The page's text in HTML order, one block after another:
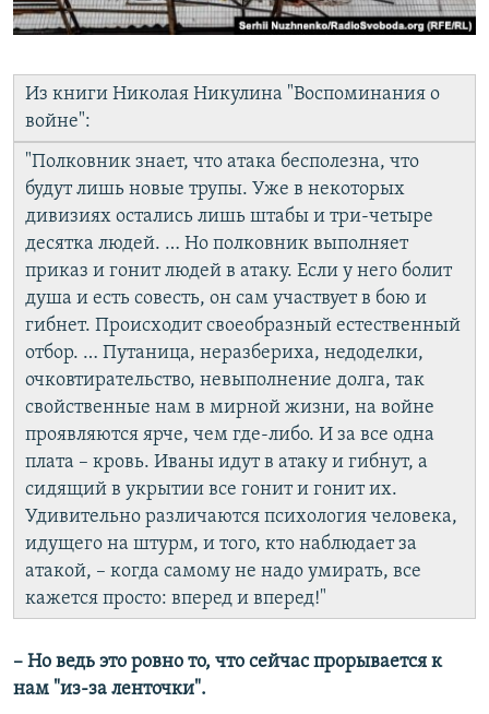
Из книги Николая Никулина "Воспоминания о
войне":
"Полковник знает, что атака бесполезна, что
будут лишь новые трупы. Уже в некоторых
дивизиях остались лишь штабы и три-четыре
десятка людей. … Но полковник выполняет
приказ и гонит людей в атаку. Если у него болит
душа и есть совесть, он сам участвует в бою и
гибнет. Происходит своеобразный естественный
отбор. … Путаница, неразбериха, недоделки,
очковтирательство, невыполнение долга, так
свойственные нам в мирной жизни, на войне
проявляются ярче, чем где-либо. И за все одна
плата – кровь. Иваны идут в атаку и гибнут, а
сидящий в укрытии все гонит и гонит их.
Удивительно различаются психология человека,
идущего на штурм, и того, кто наблюдает за
атакой, – когда самому не надо умирать, все
кажется просто: вперед и вперед!"
– Но ведь это ровно то, что сейчас прорывается к
нам "из-за ленточки".